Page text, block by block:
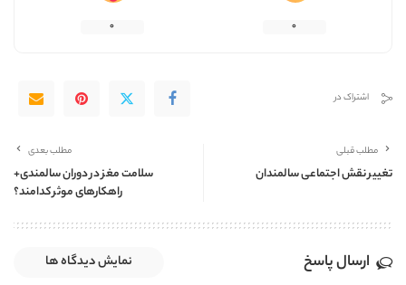
0
0
اشتراک در
مطلب قبلی
تغییر نقش اجتماعی سالمندان
مطلب بعدی
سلامت مغز در دوران سالمندی+
راهکارهای موثر کدامند؟
ارسال پاسخ نمایش دیدگاه ها